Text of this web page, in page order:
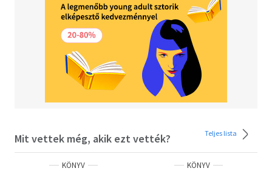
Mit vettek még, akik ezt vették? Teljes lista
KÖNYV KÖNYV